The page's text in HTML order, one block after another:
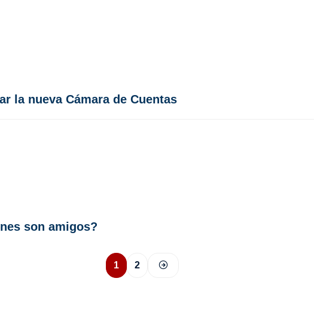
la nueva Cámara de Cuentas
son amigos?
1 2